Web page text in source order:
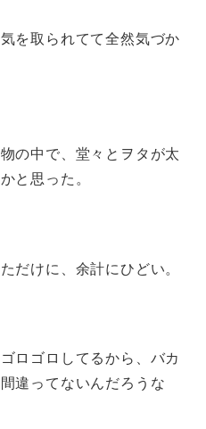
を取られてて全然気づか
の中で、堂々とヲタが太
と思った。
だけに、余計にひどい。
ロゴロしてるから、バカ
違ってないんだろうな